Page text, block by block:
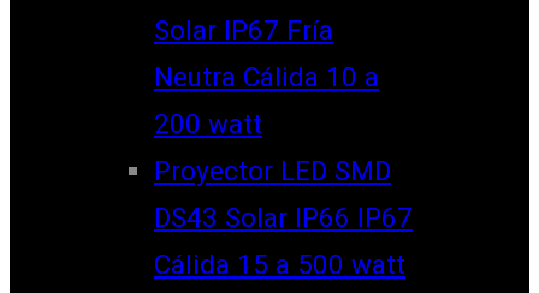
Solar IP67 Fría
Neutra Cálida 10 a
200 watt
Proyector LED SMD
DS43 Solar IP66 IP67
Cálida 15 a 500 watt